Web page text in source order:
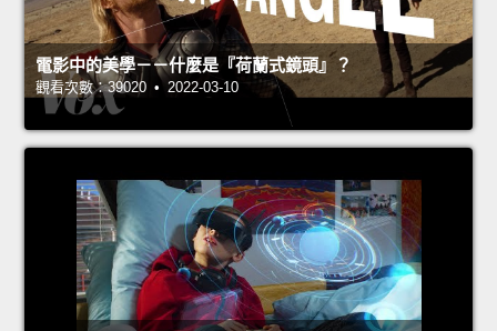
電影中的美學－－什麼是『荷蘭式鏡頭』？
觀看次數：39020 • 2022-03-10